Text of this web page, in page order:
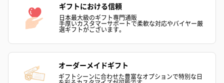
ギフトにおける信頼
日本最大級のギフト専門通販
手厚いカスタマーサポートで柔軟な対応やバイヤー厳
選ギフトがございます。
オーダーメイドギフト
ギフトシーンに合わせた豊富なオプションで特別な日